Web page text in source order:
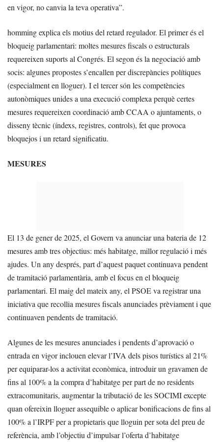
en vigor, no canvia la teva operativa”.
homming explica els motius del retard regulador. El primer és el
bloqueig parlamentari: moltes mesures fiscals o estructurals
requereixen suports al Congrés. El segon és la negociació amb
socis: algunes propostes s’encallen per discrepàncies polítiques
(especialment en lloguer). I el tercer són les competències
autonòmiques unides a una execució complexa perquè certes
mesures requereixen coordinació amb CCAA o ajuntaments, o
disseny tècnic (índexs, registres, controls), fet que provoca
bloquejos i un retard significatiu.
MESURES
El 13 de gener de 2025, el Govern va anunciar una bateria de 12
mesures amb tres objectius: més habitatge, millor regulació i més
ajudes. Un any després, part d’aquest paquet continuava pendent
de tramitació parlamentària, amb el focus en el bloqueig
parlamentari. El maig del mateix any, el PSOE va registrar una
iniciativa que recollia mesures fiscals anunciades prèviament i que
continuaven pendents de tramitació.
Algunes de les mesures anunciades i pendents d’aprovació o
entrada en vigor inclouen elevar l’IVA dels pisos turístics al 21%
per equiparar-los a activitat econòmica, introduir un gravamen de
fins al 100% a la compra d’habitatge per part de no residents
extracomunitaris, augmentar la tributació de les SOCIMI excepte
quan ofereixin lloguer assequible o aplicar bonificacions de fins al
100% a l’IRPF per a propietaris que lloguin per sota del preu de
referència, amb l’objectiu d’impulsar l’oferta d’habitatge